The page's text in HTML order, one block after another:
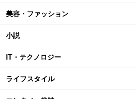
美容・ファッション
小説
IT・テクノロジー
ライフスタイル